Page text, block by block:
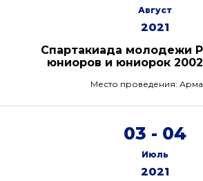
Август
2021
Спартакиада молодежи
юниоров и юниорок
Место проведения:
03 - 04
Июль
2021